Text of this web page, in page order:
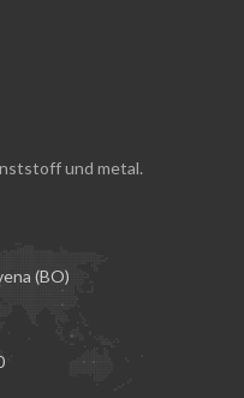
und metal.
(BO)